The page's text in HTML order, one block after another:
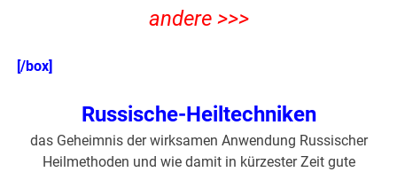
andere >>>
[/box]
Russische-Heiltechniken
das Geheimnis der wirksamen Anwendung Russischer
Heilmethoden und wie damit in kürzester Zeit gute